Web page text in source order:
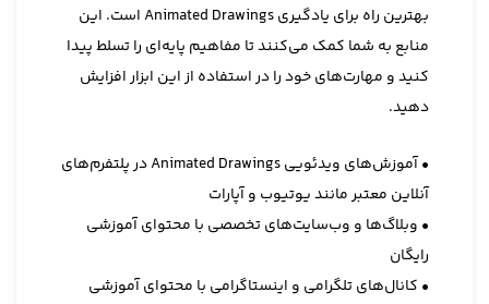
بهترین راه برای یادگیری Animated Drawings است. این
منابع به شما کمک می‌کنند تا مفاهیم پایه‌ای را تسلط پیدا
کنید و مهارت‌های خود را در استفاده از این ابزار افزایش
دهید.
• آموزش‌های ویدئویی Animated Drawings در پلتفرم‌های
آنلاین معتبر مانند یوتیوب و آپارات
• وبلاگ‌ها و وب‌سایت‌های تخصصی با محتوای آموزشی
رایگان
• کانال‌های تلگرامی و اینستاگرامی با محتوای آموزشی